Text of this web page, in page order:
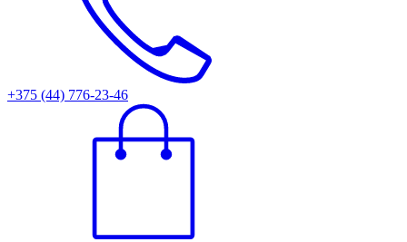
+375 (44) 776-23-46